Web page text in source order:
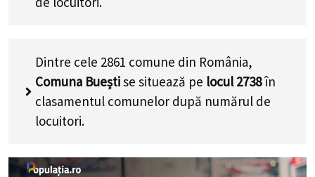
Comuna Bueștise situează pelocul 2738
clasamentul comunelor după numărul de
locuitori.